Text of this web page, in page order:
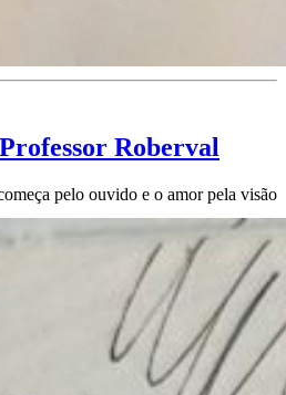
Roberval
pelo ouvido e o amor pela visão